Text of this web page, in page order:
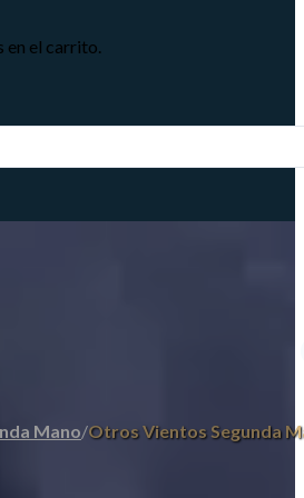
en el carrito.
Mano/Otros Vientos Segunda